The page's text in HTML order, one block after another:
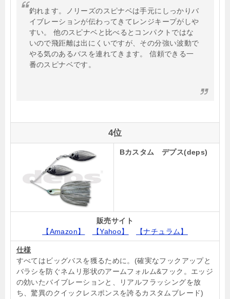
釣れます。ノリーズのスピナベは手元にしっかりバ
イブレーションが伝わってきてレンジキープがしや
すい。 他のスピナベと比べるとコンパクトではな
いので飛距離は出にくいですが、その分強い波動で
やる気のあるバスを連れてきます。 信頼できる一
番のスピナベです。
4位
Bカスタム デプス(deps)
販売サイト
【Amazon】
【Yahoo】 【ナチュラム】
仕様
すべてはビッグバスを獲るために。(確実なフックアップと
バラシを防ぐネムリ形状のアームフォルム&フック。エッジ
の効いたバイブレーションと、リアルフラッシングを放
ち、驚異のクイックレスポンスを誇るカスタムブレード)